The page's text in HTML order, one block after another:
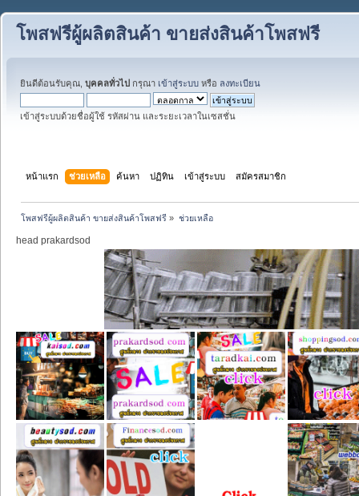
โพสฟรีผู้ผลิตสินค้า ขายส่งสินค้าโพสฟรี
ยินดีต้อนรับคุณ, บุคคลทั่วไป กรุณา เข้าสู่ระบบ หรือ ลงทะเบียน
เข้าสู่ระบบด้วยชื่อผู้ใช้ รหัสผ่าน และระยะเวลาในเซสชั่น
หน้าแรก ช่วยเหลือ ค้นหา ปฏิทิน เข้าสู่ระบบ สมัครสมาชิก
โพสฟรีผู้ผลิตสินค้า ขายส่งสินค้าโพสฟรี » ช่วยเหลือ
head prakardsod